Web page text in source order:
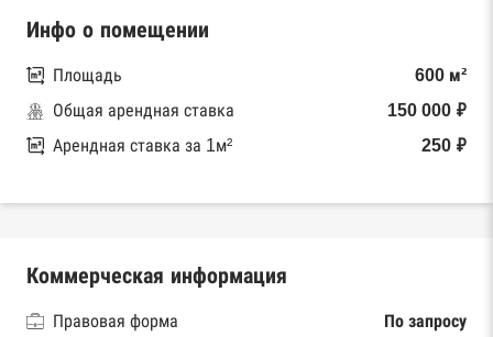
Инфо о помещении
Площадь
600 м²
Общая арендная ставка
150 000 ₽
Арендная ставка за 1м²
250 ₽
Коммерческая информация
Правовая форма По запросу